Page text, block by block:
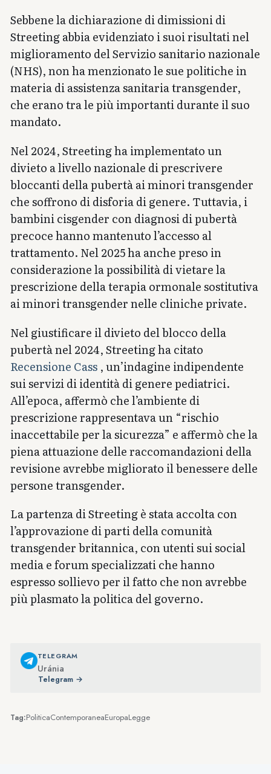
Sebbene la dichiarazione di dimissioni di
Streeting abbia evidenziato i suoi risultati nel
miglioramento del Servizio sanitario nazionale
(NHS), non ha menzionato le sue politiche in
materia di assistenza sanitaria transgender,
che erano tra le più importanti durante il suo
mandato.
Nel 2024, Streeting ha implementato un
divieto a livello nazionale di prescrivere
bloccanti della pubertà ai minori transgender
che soffrono di disforia di genere. Tuttavia, i
bambini cisgender con diagnosi di pubertà
precoce hanno mantenuto l’accesso al
trattamento. Nel 2025 ha anche preso in
considerazione la possibilità di vietare la
prescrizione della terapia ormonale sostitutiva
ai minori transgender nelle cliniche private.
Nel giustificare il divieto del blocco della
pubertà nel 2024, Streeting ha citato
Recensione Cass, un’indagine indipendente
sui servizi di identità di genere pediatrici.
All’epoca, affermò che l’ambiente di
prescrizione rappresentava un “rischio
inaccettabile per la sicurezza” e affermò che la
piena attuazione delle raccomandazioni della
revisione avrebbe migliorato il benessere delle
persone transgender.
La partenza di Streeting è stata accolta con
l’approvazione di parti della comunità
transgender britannica, con utenti sui social
media e forum specializzati che hanno
espresso sollievo per il fatto che non avrebbe
più plasmato la politica del governo.
TELEGRAM
Uránia
Telegram →
Tag:PoliticaContemporaneaEuropaLegge